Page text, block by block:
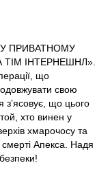
ПРИВАТНОМУ
ІНТЕРНЕШНЛ».
що
свою
з’ясовує, що цього
хто винен у
хмарочосу та
Апекса. Надя